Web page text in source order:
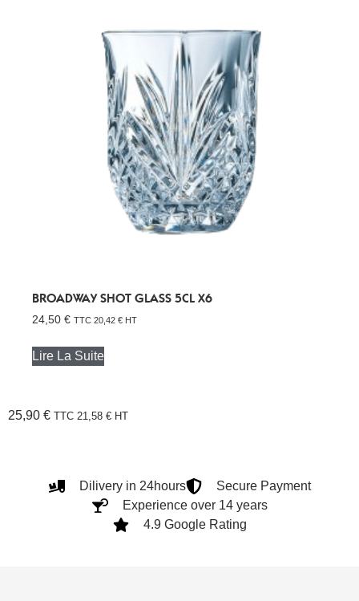
BROADWAY SHOT GLASS 5CL X6
24,50 € TTC 20,42 € HT
Lire La Suite
25,90 € TTC 21,58 € HT
Dilivery in 24hours
Secure Payment
Experience over 14 years
4.9 Google Rating